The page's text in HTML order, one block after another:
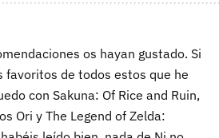
os hayan gustado. Si
favoritos de todos estos que he
con Sakuna: Of Rice and Ruin,
Ori y The Legend of Zelda: